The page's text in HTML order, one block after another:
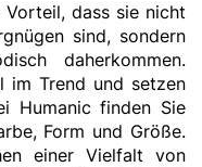
dass sie nicht
sind, sondern
daherkommen.
im Trend und setzen
Humanic finden Sie
Form und Größe.
einer Vielfalt von